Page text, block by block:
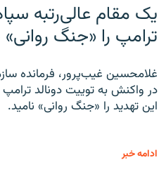
یک مقام عالی‌رتبه
ترامپ را «جنگ
غلامحسین غیب‌پرور، فرمانده
در واکنش به توییت دونالد
این تهدید را «جنگ روانی» نامید.
ادامه خبر